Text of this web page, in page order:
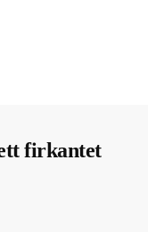
firkantet